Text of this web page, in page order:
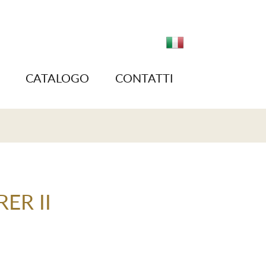
CATALOGO CONTATTI
II